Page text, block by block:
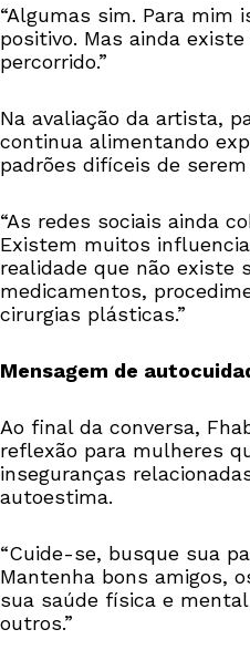
“Algumas sim. Para mim
positivo. Mas ainda
percorrido.”
Na avaliação da artista,
continua alimentando
padrões difíceis de
“As redes sociais ainda
Existem muitos
realidade que não existe
medicamentos,
cirurgias plásticas.”
Mensagem de
Ao final da conversa,
reflexão para mulheres
inseguranças
autoestima.
“Cuide-se, busque sua
Mantenha bons amigos,
sua saúde física e
outros.”